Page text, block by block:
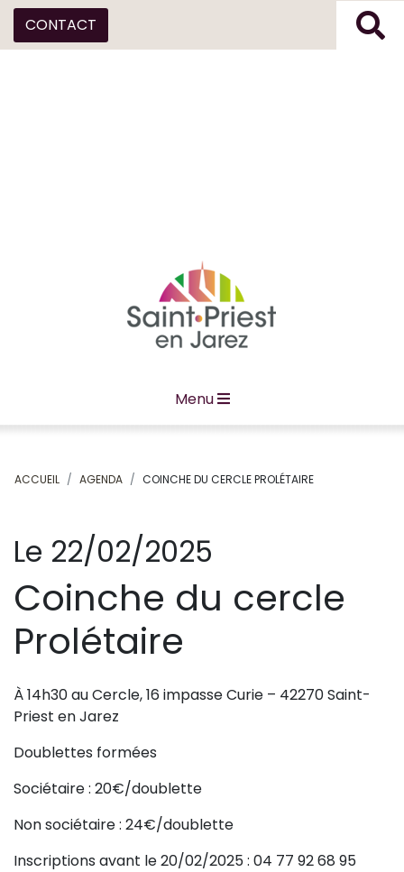
CONTACT
Menu
ACCUEIL AGENDA COINCHE DU CERCLE PROLÉTAIRE
Le 22/02/2025
Coinche du cercle
Prolétaire
À 14h30 au Cercle, 16 impasse Curie – 42270 Saint-
Priest en Jarez
Doublettes formées
Sociétaire : 20€/doublette
Non sociétaire : 24€/doublette
Inscriptions avant le 20/02/2025 : 04 77 92 68 95